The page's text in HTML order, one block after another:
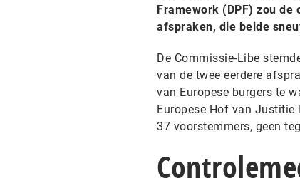
Framework (DPF) zou
afspraken, die beide
De Commissie-Libe
van de twee eerdere
van Europese burgers te
Europese Hof van Justitie
37 voorstemmers, geen